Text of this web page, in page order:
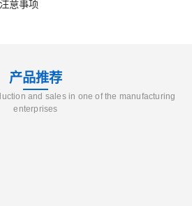
意事项
产品推荐
and sales in one of the manufacturing
enterprises